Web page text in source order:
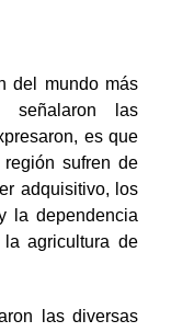
del mundo más
señalaron las
es que
sufren de
adquisitivo, los
la dependencia
agricultura de
las diversas